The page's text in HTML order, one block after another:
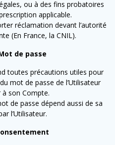
ou à des fins probatoires
applicable.
réclamation devant l’autorité
(En France, la CNIL).
de passe
toutes précautions utiles pour
mot de passe de l’Utilisateur
son Compte.
de passe dépend aussi de sa
l’Utilisateur.